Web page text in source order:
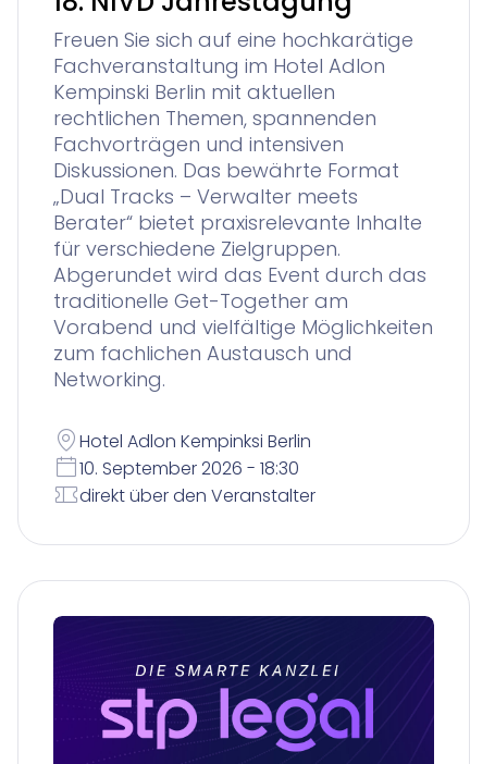
Freuen Sie sich auf eine hochkarätige
Fachveranstaltung im Hotel Adlon
Kempinski Berlin mit aktuellen
rechtlichen Themen, spannenden
Fachvorträgen und intensiven
Diskussionen. Das bewährte Format
„Dual Tracks – Verwalter meets
Berater“ bietet praxisrelevante Inhalte
für verschiedene Zielgruppen.
Abgerundet wird das Event durch das
traditionelle Get-Together am
Vorabend und vielfältige Möglichkeiten
zum fachlichen Austausch und
Networking.
Hotel Adlon Kempinksi Berlin
10. September 2026 - 18:30
direkt über den Veranstalter